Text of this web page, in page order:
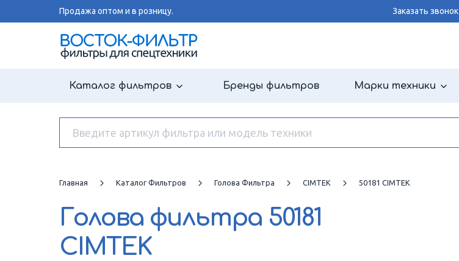
Продажа оптом и в розницу. Заказать звонок
Каталог фильтров Бренды фильтров Марки техники
Главная Каталог Фильтров Голова Фильтра CIMTEK 50181 CIMTEK
Голова фильтра 50181
CIMTEK